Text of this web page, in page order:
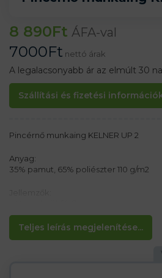
8 890Ft ÁFA-val
7000Ft nettó árak
A legalacsonyabb ár az elmúlt 30
Szállítási és fizetési
Teljes leírás megjelenítése...
Pincérnő munkaing KELNER UP 2
Anyag:
35% pamut, 65% poliészter 110 g/m2
– Rögzítés gombokkal
– 2 mellzseb
Ideális munkához és mindennapi